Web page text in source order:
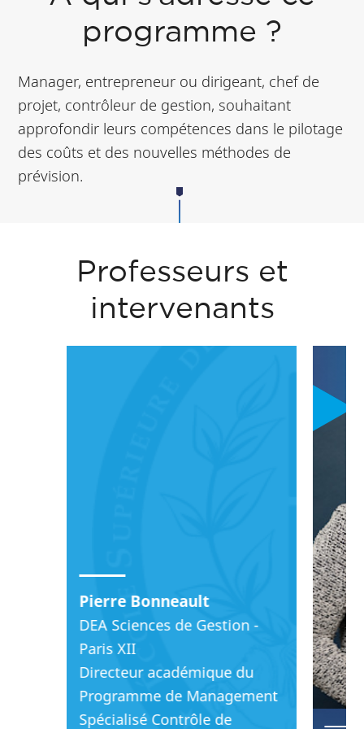
etc.)
Format compatible
temps de
professionnel
programme ?
Manager, entrepreneur ou dirigeant, chef de
projet, contrôleur de gestion, souhaitant
approfondir leurs compétences dans le pilotage
des coûts et des nouvelles méthodes de
prévision.
Professeurs et
intervenants
Pierre Bonneault
DEA Sciences de Gestion -
Paris XII
Directeur académique du
Programme de Management
Spécialisé Contrôle de